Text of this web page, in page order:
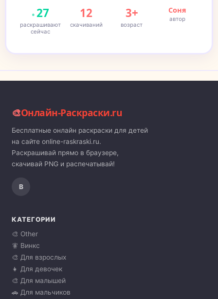
27
раскрашивают
сейчас
12
скачиваний
3+
возраст
Соня
автор
🎨Онлайн-Раскраски.ru
Бесплатные онлайн раскраски для детей
на сайте online-raskraski.ru.
Раскрашивай прямо в браузере,
скачивай PNG и распечатывай!
В
КАТЕГОРИИ
🎨 Other
🧚 Винкс
🎨 Для взрослых
👧 Для девочек
🎨 Для малышей
🚗 Для мальчиков